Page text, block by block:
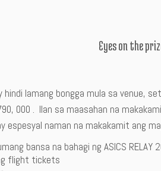
Eyes on the
hindi lamang bongga mula sa venue,
000 . Ilan sa maasahan na
espesyal naman na makakamit ang
bansa na bahagi ng ASICS RELAY
flight tickets